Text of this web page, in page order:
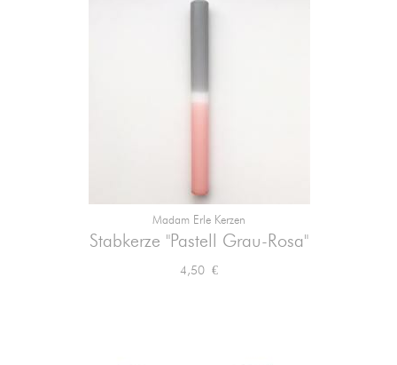
Madam Erle Kerzen
Stabkerze "Pastell Grau-Rosa"
Preis
4,50 €